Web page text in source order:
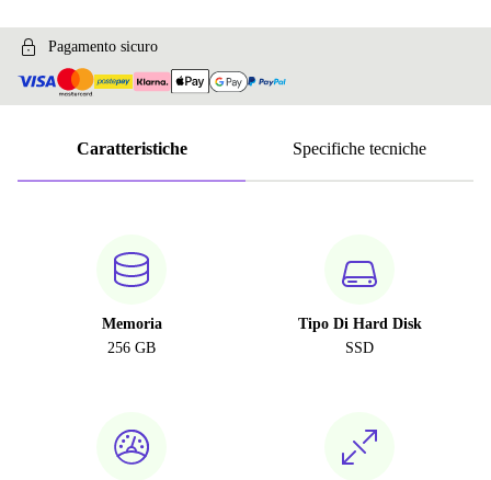
Pagamento sicuro
Caratteristiche Specifiche tecniche
Memoria
256 GB
Tipo Di Hard Disk
SSD